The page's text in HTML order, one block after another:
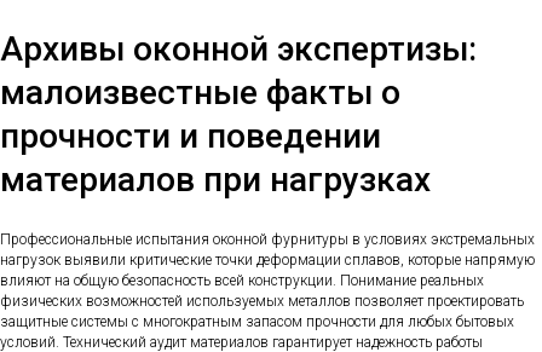
Архивы оконной экспертизы:
малоизвестные факты о
прочности и поведении
материалов при нагрузках
Профессиональные испытания оконной фурнитуры в условиях экстремальных
нагрузок выявили критические точки деформации сплавов, которые напрямую
влияют на общую безопасность всей конструкции. Понимание реальных
физических возможностей используемых металлов позволяет проектировать
защитные системы с многократным запасом прочности для любых бытовых
условий. Технический аудит материалов гарантирует надежность работы